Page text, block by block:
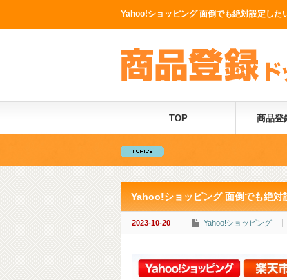
Yahoo!ショッピング 面倒でも絶対設定した
TOP 商品登
Yahoo!ショッピング 面倒でも絶対
2023-10-20 Yahoo!ショッピング